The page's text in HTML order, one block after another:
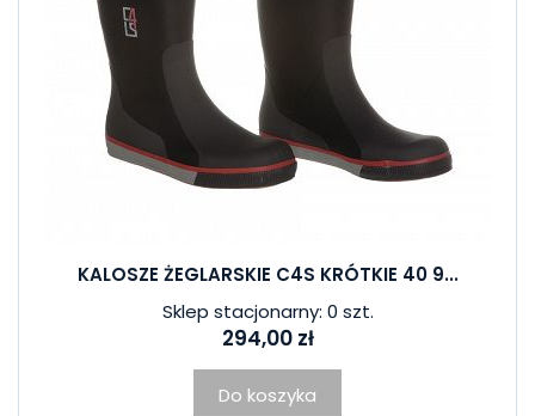
KALOSZE ŻEGLARSKIE C4S KRÓTKIE 40 9...
Sklep stacjonarny: 0 szt.
294,00 zł
Do koszyka